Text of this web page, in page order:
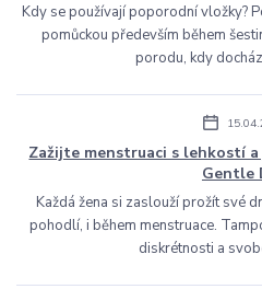
Kdy se používají poporodní vložky?
pomůckou především během
porodu, kdy
Zažijte menstruaci s lehkostí
Gentle
Každá žena si zaslouží prožít své
pohodlí, i během menstruace.
diskrétnosti a